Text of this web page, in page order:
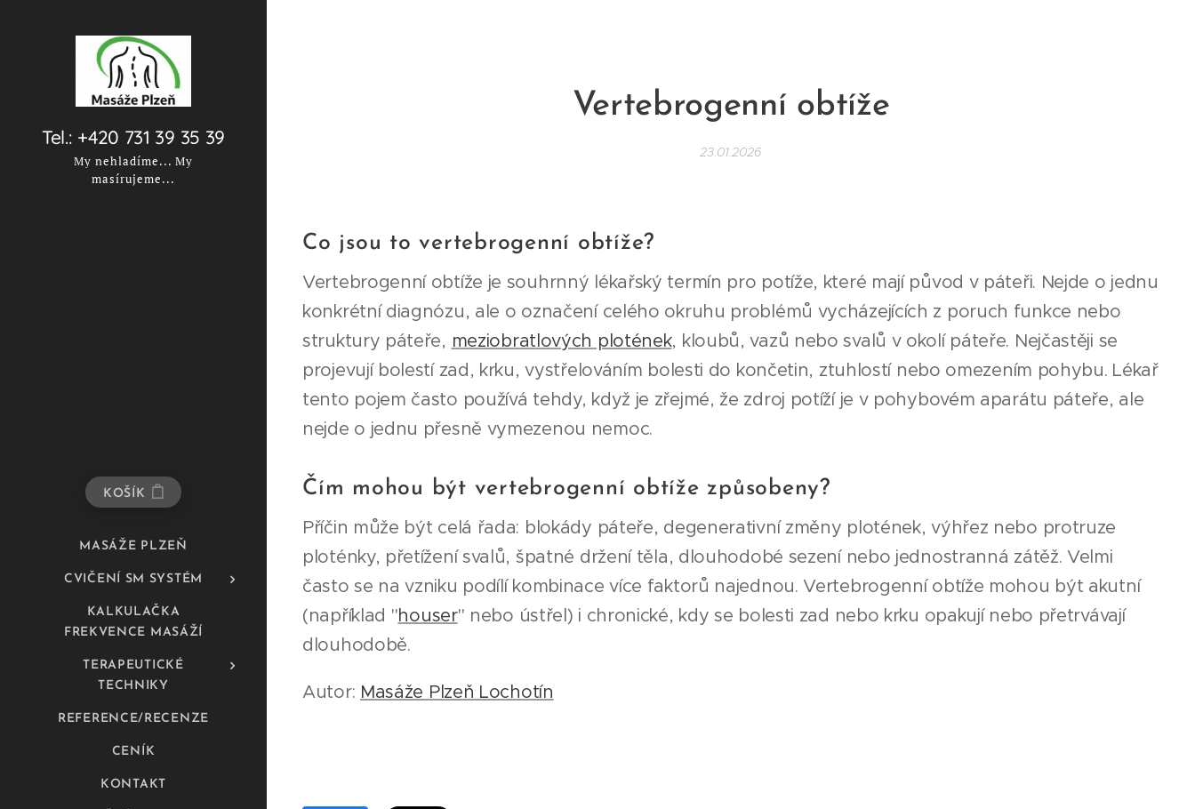
Tel.: +420 731 39 35 39
My nehladíme... My
masírujeme...
KOŠÍK
MASÁŽE PLZEŇ
CVIČENÍ SM SYSTÉM
KALKULAČKA
FREKVENCE MASÁŽÍ
TERAPEUTICKÉ
TECHNIKY
REFERENCE/RECENZE
CENÍK
KONTAKT
Vertebrogenní obtíže
23.01.2026
Co jsou to vertebrogenní obtíže?
Vertebrogenní obtíže je souhrnný lékařský termín pro potíže, které mají původ v páteři. Nejde o jednu
konkrétní diagnózu, ale o označení celého okruhu problémů vycházejících z poruch funkce nebo
struktury páteře, meziobratlových plotének, kloubů, vazů nebo svalů v okolí páteře. Nejčastěji se
projevují bolestí zad, krku, vystřelováním bolesti do končetin, ztuhlostí nebo omezením pohybu. Lékař
tento pojem často používá tehdy, když je zřejmé, že zdroj potíží je v pohybovém aparátu páteře, ale
nejde o jednu přesně vymezenou nemoc.
Čím mohou být vertebrogenní obtíže způsobeny?
Příčin může být celá řada: blokády páteře, degenerativní změny plotének, výhřez nebo protruze
ploténky, přetížení svalů, špatné držení těla, dlouhodobé sezení nebo jednostranná zátěž. Velmi
často se na vzniku podílí kombinace více faktorů najednou. Vertebrogenní obtíže mohou být akutní
(například "houser" nebo ústřel) i chronické, kdy se bolesti zad nebo krku opakují nebo přetrvávají
dlouhodobě.
Autor: Masáže Plzeň Lochotín